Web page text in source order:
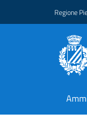
Regione